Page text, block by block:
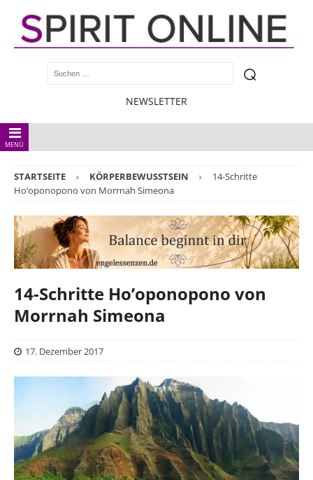
NEWSLETTER
MENÜ
STARTSEITE KÖRPERBEWUSSTSEIN
14-Schritte
Ho’oponopono von Morrnah Simeona
14-Schritte Ho’oponopono von
Morrnah Simeona
17. Dezember 2017